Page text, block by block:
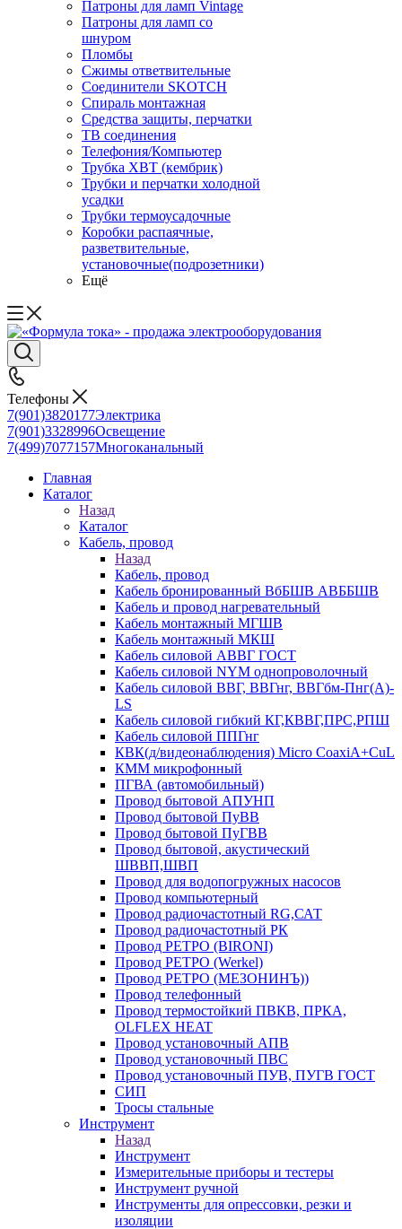
Патроны для ламп Vintage
Патроны для ламп со
шнуром
Пломбы
Сжимы ответвительные
Соединители SKOTCH
Спираль монтажная
Средства защиты, перчатки
ТВ соединения
Телефония/Компьютер
Трубка ХВТ (кембрик)
Трубки и перчатки холодной
усадки
Трубки термоусадочные
Коробки распаячные,
разветвительные,
установочные(подрозетники)
Ещё
Телефоны
7(901)3820177Электрика
7(901)3328996Освещение
7(499)7077157Многоканальный
Главная
Каталог
Назад
Каталог
Кабель, провод
Назад
Кабель, провод
Кабель бронированный ВбБШВ АВББШВ
Кабель и провод нагревательный
Кабель монтажный МГШВ
Кабель монтажный МКШ
Кабель силовой АВВГ ГОСТ
Кабель силовой NYM однопроволочный
Кабель силовой ВВГ, ВВГнг, ВВГбм-Пнг(А)-
LS
Кабель силовой гибкий КГ,КВВГ,ПРС,РПШ
Кабель силовой ППГнг
КВК(д/видеонаблюдения) Micro CoaxiA+CuL
КММ микрофонный
ПГВА (автомобильный)
Провод бытовой АПУНП
Провод бытовой ПуВВ
Провод бытовой ПуГВВ
Провод бытовой, акустический
ШВВП,ШВП
Провод для водопогружных насосов
Провод компьютерный
Провод радиочастотный RG,САТ
Провод радиочастотный РК
Провод РЕТРО (BIRONI)
Провод РЕТРО (Werkel)
Провод РЕТРО (МЕЗОНИНЪ))
Провод телефонный
Провод термостойкий ПВКВ, ПРКА,
OLFLEX HEAT
Провод установочный АПВ
Провод установочный ПВС
Провод установочный ПУВ, ПУГВ ГОСТ
СИП
Тросы стальные
Инструмент
Назад
Инструмент
Измерительные приборы и тестеры
Инструмент ручной
Инструменты для опрессовки, резки и
изоляции